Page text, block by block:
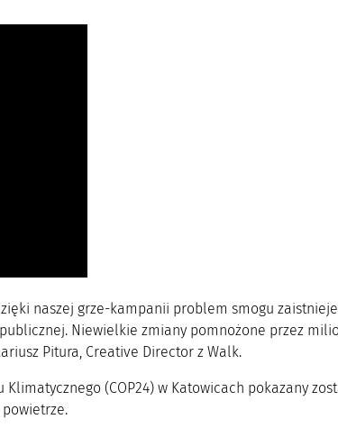
naszej grze-kampanii problem smogu
Niewielkie zmiany pomnożone przez
Pitura, Creative Director z Walk.
(COP24) w Katowicach pokazany